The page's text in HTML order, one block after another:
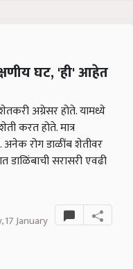
घट, 'ही' आहेत
शेतकरी अग्रेसर होते. यामध्ये
करत होते. मात्र
अनेक रोग डाळींब शेतीवर
डाळिंबाची सरासरी एवढी
January